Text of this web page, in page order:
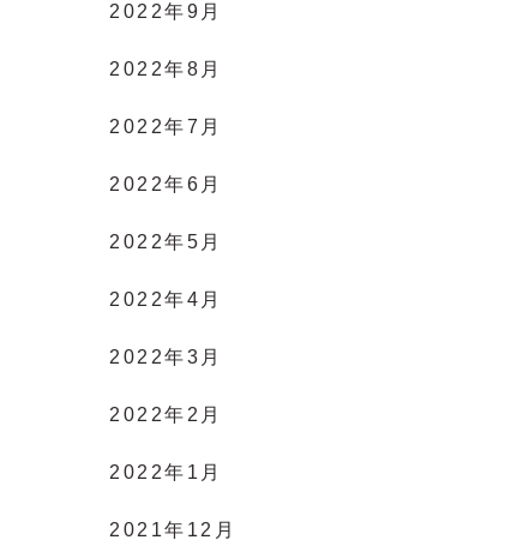
2022年9月
2022年8月
2022年7月
2022年6月
2022年5月
2022年4月
2022年3月
2022年2月
2022年1月
2021年12月